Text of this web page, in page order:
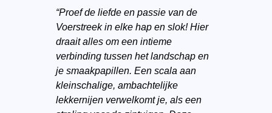
“Proef de liefde en passie van de
Voerstreek in elke hap en slok! Hier
draait alles om een intieme
verbinding tussen het landschap en
je smaakpapillen. Een scala aan
kleinschalige, ambachtelijke
lekkernijen verwelkomt je, als een